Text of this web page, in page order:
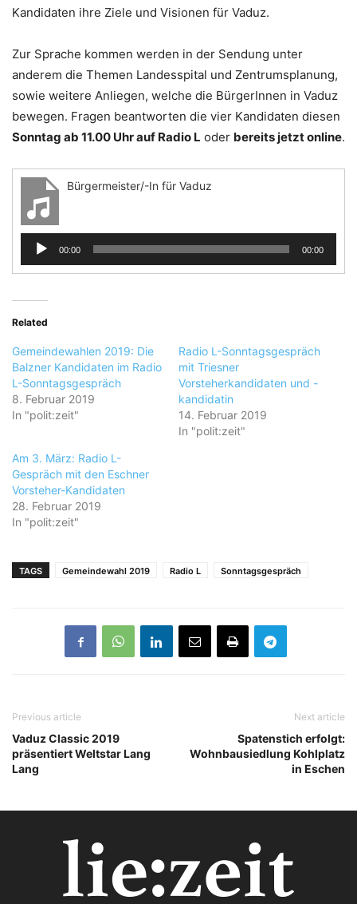
Kandidaten ihre Ziele und Visionen für Vaduz.
Zur Sprache kommen werden in der Sendung unter
anderem die Themen Landesspital und Zentrumsplanung,
sowie weitere Anliegen, welche die BürgerInnen in Vaduz
bewegen. Fragen beantworten die vier Kandidaten diesen
Sonntag ab 11.00 Uhr auf Radio L oder bereits jetzt online.
Bürgermeister/-In für Vaduz
Audio-
Player
00:00 00:00
Related
Gemeindewahlen 2019: Die
Balzner Kandidaten im Radio
L-Sonntagsgespräch
8. Februar 2019
In "polit:zeit"
Radio L-Sonntagsgespräch
mit Triesner
Vorsteherkandidaten und -
kandidatin
14. Februar 2019
In "polit:zeit"
Am 3. März: Radio L-
Gespräch mit den Eschner
Vorsteher-Kandidaten
28. Februar 2019
In "polit:zeit"
TAGS Gemeindewahl 2019 Radio L Sonntagsgespräch
Previous article
Vaduz Classic 2019
präsentiert Weltstar Lang
Lang
Next article
Spatenstich erfolgt:
Wohnbausiedlung Kohlplatz
in Eschen